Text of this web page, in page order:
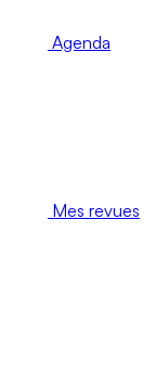
Agenda
Mes revues